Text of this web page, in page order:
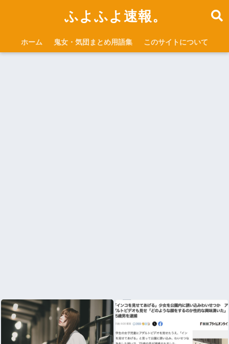
ふよふよ速報。
ホーム 鬼女・気団まとめ用語集 このサイトについて